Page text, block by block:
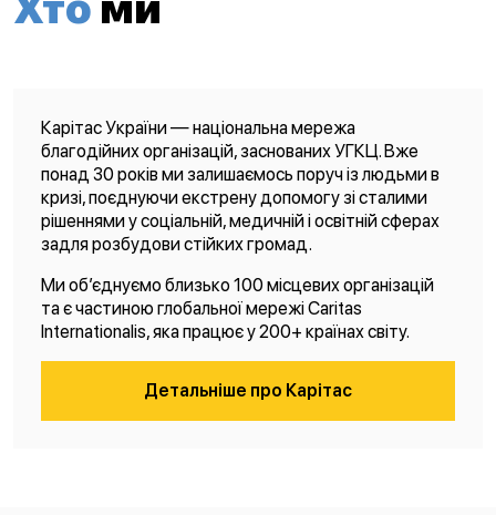
Карітас України — національна мережа
благодійних організацій, заснованих УГКЦ. Вже
понад 30 років ми залишаємось поруч із людьми в
кризі, поєднуючи екстрену допомогу зі сталими
рішеннями у соціальній, медичній і освітній сферах
задля розбудови стійких громад.
Ми об’єднуємо близько 100 місцевих організацій
та є частиною глобальної мережі Caritas
Internationalis, яка працює у 200+ країнах світу.
Детальніше про Карітас